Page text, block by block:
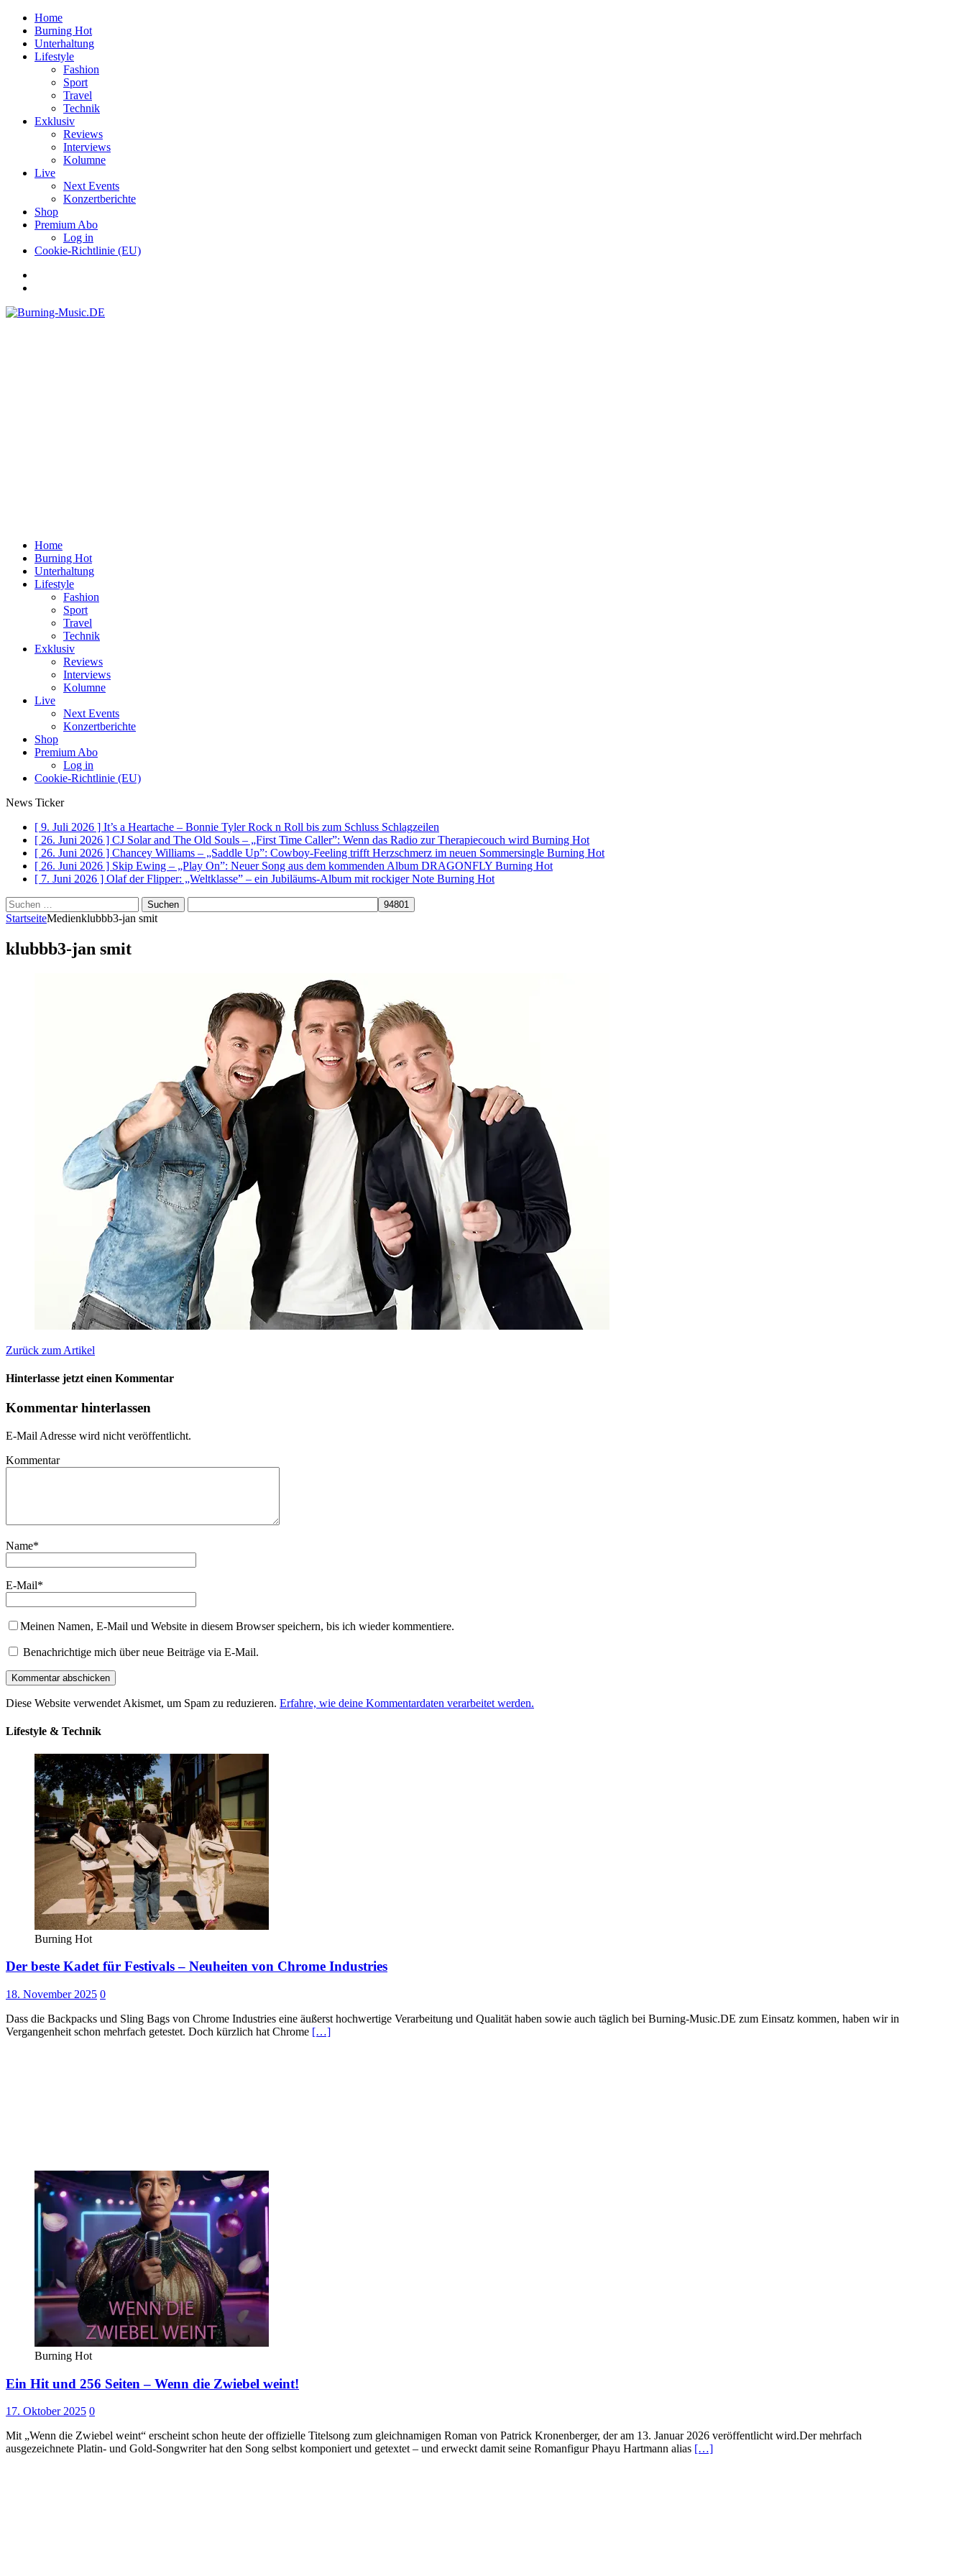
Home
Burning Hot
Unterhaltung
Lifestyle
Fashion
Sport
Travel
Technik
Exklusiv
Reviews
Interviews
Kolumne
Live
Next Events
Konzertberichte
Shop
Premium Abo
Log in
Cookie-Richtlinie (EU)
Home
Burning Hot
Unterhaltung
Lifestyle
Fashion
Sport
Travel
Technik
Exklusiv
Reviews
Interviews
Kolumne
Live
Next Events
Konzertberichte
Shop
Premium Abo
Log in
Cookie-Richtlinie (EU)
News Ticker
[ 9. Juli 2026 ] It’s a Heartache – Bonnie Tyler Rock n Roll bis zum Schluss Schlagzeilen
[ 26. Juni 2026 ] CJ Solar and The Old Souls – „First Time Caller”: Wenn das Radio zur Therapiecouch wird Burning Hot
[ 26. Juni 2026 ] Chancey Williams – „Saddle Up”: Cowboy-Feeling trifft Herzschmerz im neuen Sommersingle Burning Hot
[ 26. Juni 2026 ] Skip Ewing – „Play On”: Neuer Song aus dem kommenden Album DRAGONFLY Burning Hot
[ 7. Juni 2026 ] Olaf der Flipper: „Weltklasse” – ein Jubiläums-Album mit rockiger Note Burning Hot
Suchen
nach:
StartseiteMedienklubbb3-jan smit
klubbb3-jan smit
Zurück zum Artikel
Hinterlasse jetzt einen Kommentar
Kommentar hinterlassen
E-Mail Adresse wird nicht veröffentlicht.
Kommentar
Name*
E-Mail*
Meinen Namen, E-Mail und Website in diesem Browser speichern, bis ich wieder kommentiere.
Benachrichtige mich über neue Beiträge via E-Mail.
Diese Website verwendet Akismet, um Spam zu reduzieren. Erfahre, wie deine Kommentardaten verarbeitet werden.
Lifestyle & Technik
Burning Hot
Der beste Kadet für Festivals – Neuheiten von Chrome Industries
18. November 2025 0
Dass die Backpacks und Sling Bags von Chrome Industries eine äußerst hochwertige Verarbeitung und Qualität haben sowie auch täglich bei Burning-Music.DE zum Einsatz kommen, haben wir in
Vergangenheit schon mehrfach getestet. Doch kürzlich hat Chrome […]
Burning Hot
Ein Hit und 256 Seiten – Wenn die Zwiebel weint!
17. Oktober 2025 0
Mit „Wenn die Zwiebel weint“ erscheint schon heute der offizielle Titelsong zum gleichnamigen Roman von Patrick Kronenberger, der am 13. Januar 2026 veröffentlicht wird.Der mehrfach
ausgezeichnete Platin- und Gold-Songwriter hat den Song selbst komponiert und getextet – und erweckt damit seine Romanfigur Phayu Hartmann alias […]